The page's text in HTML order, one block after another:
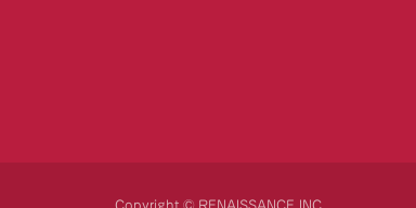
Copyright © RENAISSANCE INC